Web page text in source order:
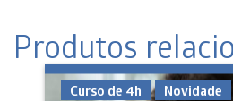
Produtos
Curso de 4h Novidade